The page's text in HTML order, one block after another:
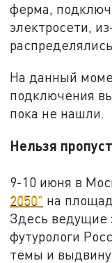
ферма,
электросети,
На данный
подключения
пока не нашли.
Нельзя
9-10 июня в
2050" на
Здесь ведущие
футурологи
темы и